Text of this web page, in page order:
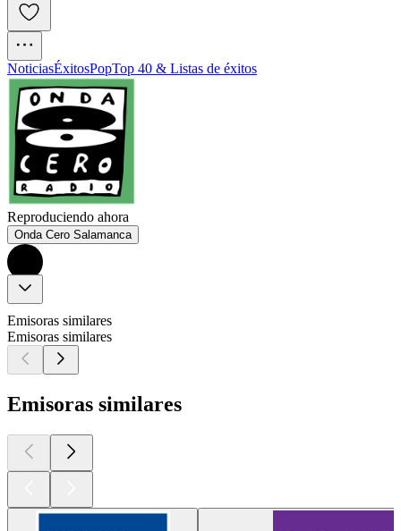
NoticiasÉxitosPopTop 40 & Listas de éxitos
Reproduciendo ahora
Onda Cero Salamanca
Emisoras similares
Emisoras similares
Emisoras similares